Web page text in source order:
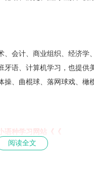
阅读全文
计、商业组织、经济学
语、计算机学习，也提供
曲棍球、落网球戏、橄
语种学习网站《《